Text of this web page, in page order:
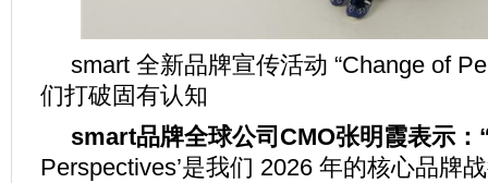
smart 全新品牌宣传活动 “Change of
们打破固有认知
smart品牌全球公司 CMO张明霞表示：
Perspectives’是我们 2026 年的核心品牌